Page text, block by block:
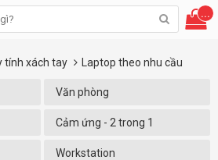
...
tính xách tay Laptop theo nhu cầu
Văn phòng
Cảm ứng - 2 trong 1
Workstation